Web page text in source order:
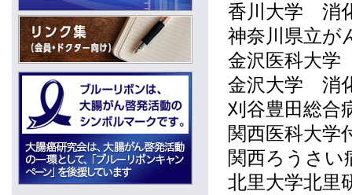
香川大学 消
神奈川県立
金沢医科大
金沢大学 消
刈谷豊田総
関西医科大
関西ろうさ
北里大学北里